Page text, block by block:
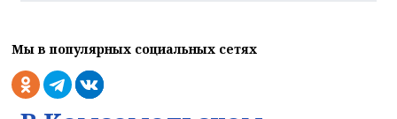
Мы в популярных социальных сетях